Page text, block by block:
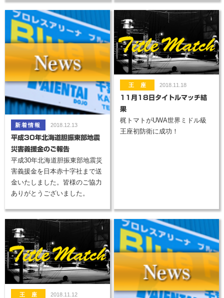
2018.12.13
平成30年北海道胆振東部地震
災害義援金のご報告
平成30年北海道胆振東部地震災
害義援金を日本赤十字社まで送
金いたしました。皆様のご協力
ありがとうございました。
2018.11.18
11月18日タイトルマッチ結
果
梶トマトがUWA世界ミドル級
王座初防衛に成功！
2018.11.12